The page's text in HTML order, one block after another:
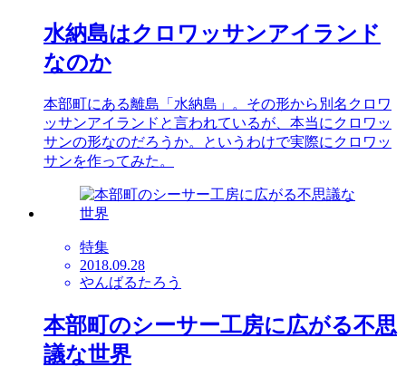
水納島はクロワッサンアイランド
なのか
本部町にある離島「水納島」。その形から別名クロワ
ッサンアイランドと言われているが、本当にクロワッ
サンの形なのだろうか。というわけで実際にクロワッ
サンを作ってみた。
特集
2018.09.28
やんばるたろう
本部町のシーサー工房に広がる不思
議な世界